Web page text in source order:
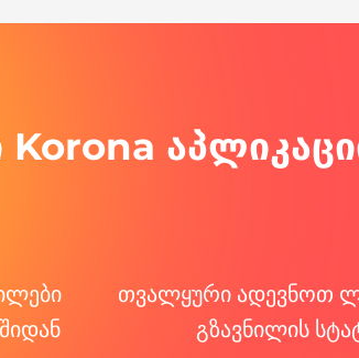
თვალყური ადევნოთ
გზავნილის